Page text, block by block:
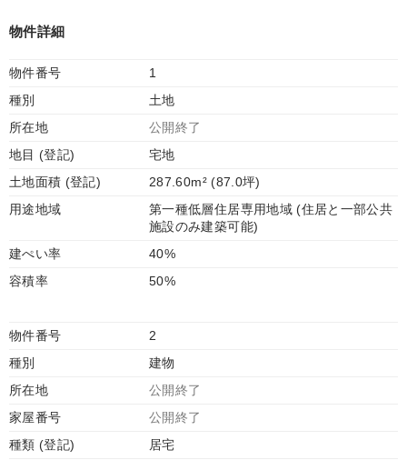
物件詳細
物件番号
1
種別
土地
所在地
公開終了
地目 (登記)
宅地
土地面積 (登記)
287.60m² (87.0坪)
用途地域
第一種低層住居専用地域 (住居と一部公共
施設のみ建築可能)
建ぺい率
40%
容積率
50%
物件番号
2
種別
建物
所在地
公開終了
家屋番号
公開終了
種類 (登記)
居宅